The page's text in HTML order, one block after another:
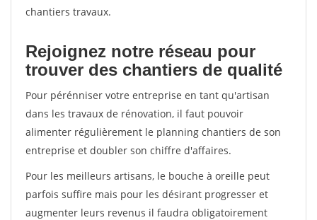
chantiers travaux.
Rejoignez notre réseau pour
trouver des chantiers de qualité
Pour pérénniser votre entreprise en tant qu'artisan
dans les travaux de rénovation, il faut pouvoir
alimenter régulièrement le planning chantiers de son
entreprise et doubler son chiffre d'affaires.
Pour les meilleurs artisans, le bouche à oreille peut
parfois suffire mais pour les désirant progresser et
augmenter leurs revenus il faudra obligatoirement